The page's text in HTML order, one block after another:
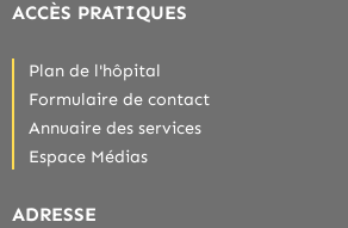
ACCÈS PRATIQUES
Plan de l'hôpital
Formulaire de contact
Annuaire des services
Espace Médias
ADRESSE